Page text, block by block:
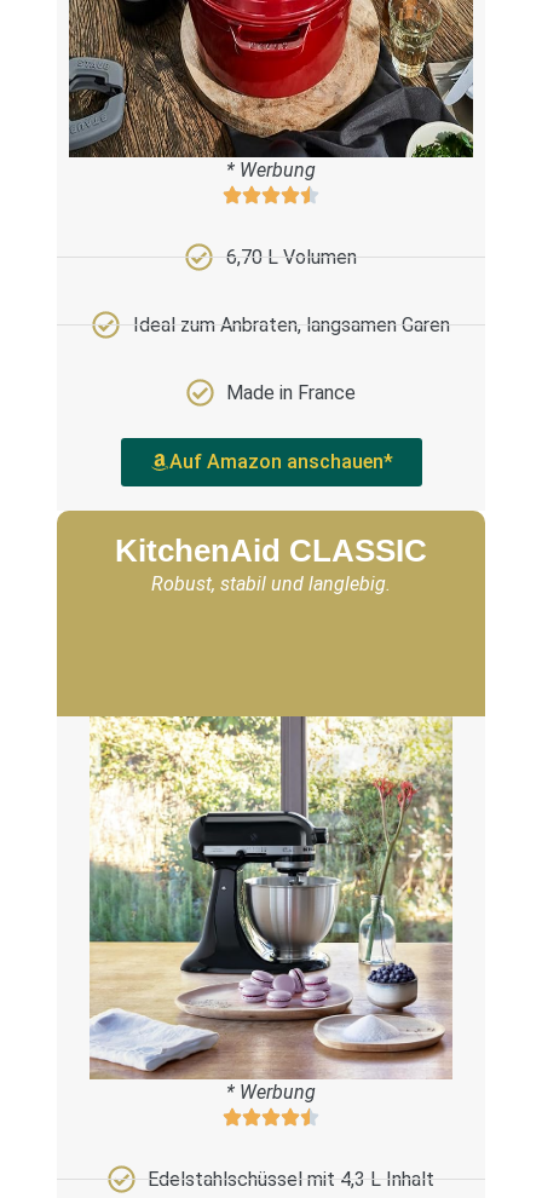
* Werbung
6,70 L Volumen
Ideal zum Anbraten, langsamen Garen
Made in France
Auf Amazon anschauen*
KitchenAid CLASSIC
Robust, stabil und langlebig.
* Werbung
Edelstahlschüssel mit 4,3 L Inhalt